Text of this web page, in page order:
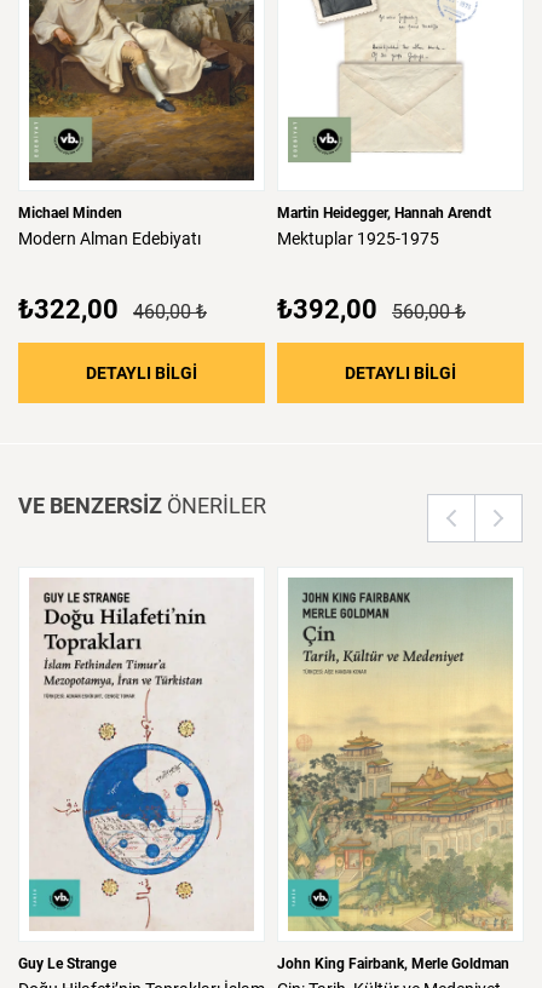
Michael Minden
Modern Alman Edebiyatı
₺322,00 460,00 ₺
DETAYLI BİLGİ : Modern Alman Edebiyatı
Martin Heidegger Hannah Arendt
Mektuplar 1925-1975
₺392,00 560,00 ₺
DETAYLI BİLGİ
VE BENZERSİZ ÖNERİLER
Guy Le Strange John King Fairbank Merle Goldman